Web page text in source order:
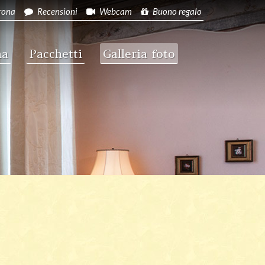
Recensioni Webcam Buono regalo
Pacchetti Galleria foto